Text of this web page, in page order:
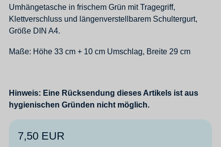
Umhängetasche in frischem Grün mit Tragegriff,
Klettverschluss und längenverstellbarem Schultergurt,
Größe DIN A4.
Maße: Höhe 33 cm + 10 cm Umschlag, Breite 29 cm
Hinweis: Eine Rücksendung dieses Artikels ist aus
hygienischen Gründen nicht möglich.
7,50 EUR